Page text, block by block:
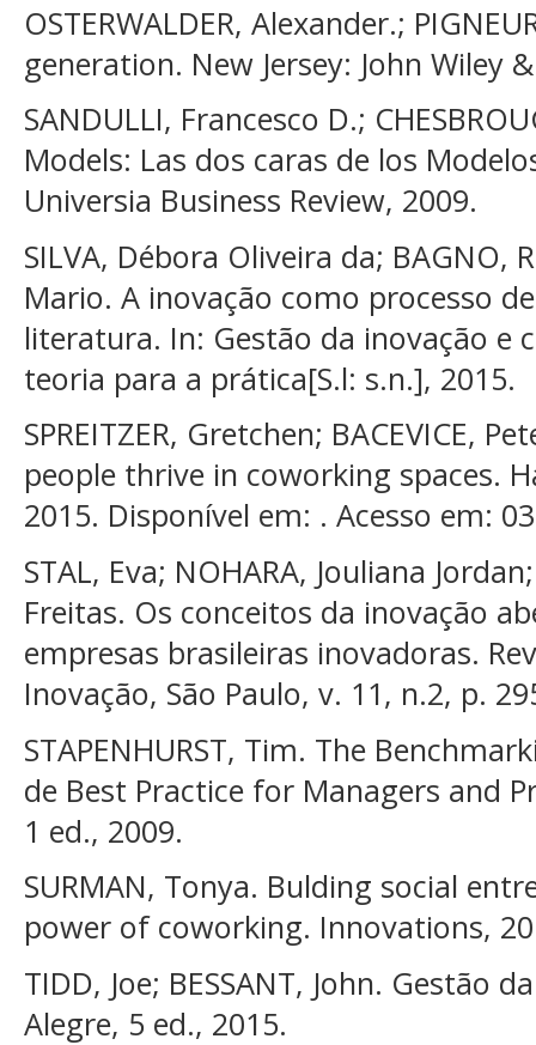
OSTERWALDER, Alexander.;
generation. New Jersey: John Wiley
SANDULLI, Francesco D.;
Models: Las dos caras de los
Universia Business Review, 2009.
SILVA, Débora Oliveira da; BAGNO,
Mario. A inovação como processo
literatura. In: Gestão da inovação e
teoria para a prática[S.l: s.n.], 2015.
SPREITZER, Gretchen; BACEVICE,
people thrive in coworking spaces.
2015. Disponível em: . Acesso em:
STAL, Eva; NOHARA, Jouliana
Freitas. Os conceitos da inovação
empresas brasileiras inovadoras.
Inovação, São Paulo, v. 11, n.2, p.
STAPENHURST, Tim. The
de Best Practice for Managers and
1 ed., 2009.
SURMAN, Tonya. Bulding social
power of coworking. Innovations,
TIDD, Joe; BESSANT, John. Gestão
Alegre, 5 ed., 2015.